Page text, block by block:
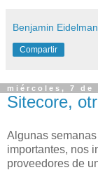
Benjamin Eidelman
Compartir
miércoles, 7 de
Sitecore,
Algunas
importantes, nos
proveedores de